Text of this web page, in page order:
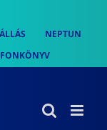
ÁLLÁS
NEPTUN